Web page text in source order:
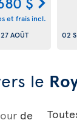
et frais incl.
27 AOÛT
02
le
de